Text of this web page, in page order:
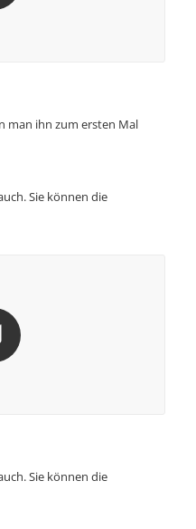
man ihn zum ersten Mal
Sie können die
Sie können die